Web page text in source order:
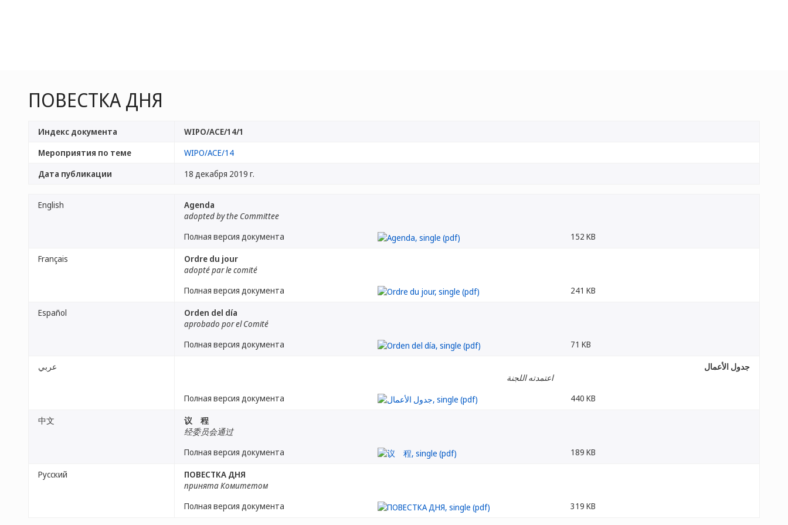
ПОВЕСТКА ДНЯ
Индекс документа
WIPO/ACE/14/1
Мероприятия по теме
WIPO/ACE/14
Дата публикации
18 декабря 2019 г.
English
Agenda
adopted by the Committee
Полная версия документа
152 KB
Français
Ordre du jour
adopté par le comité
Полная версия документа
241 KB
Español
Orden del día
aprobado por el Comité
Полная версия документа
71 KB
عربي
جدول الأعمال
اعتمدته اللجنة
Полная версия документа
440 KB
中文
议 程
经委员会通过
Полная версия документа
189 KB
Русский
ПОВЕСТКА ДНЯ
принята Комитетом
Полная версия документа
319 KB